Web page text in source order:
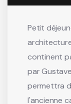
Petit
continent
par
permettra
l'ancienne